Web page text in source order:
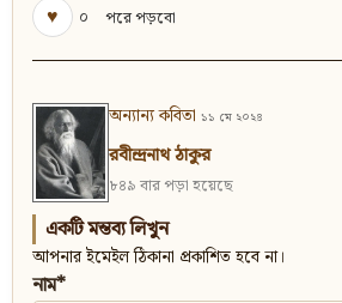
♥
০ পরে পড়বো
অন্যান্য কবিতা ১১ মে ২০২৪
রবীন্দ্রনাথ ঠাকুর
৮৪৯ বার পড়া হয়েছে
একটি মন্তব্য লিখুন
আপনার ইমেইল ঠিকানা প্রকাশিত হবে না।
নাম*